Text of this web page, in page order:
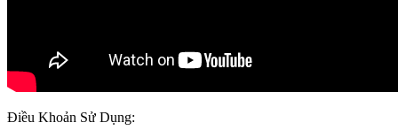
Điều Khoản Sử Dụng: